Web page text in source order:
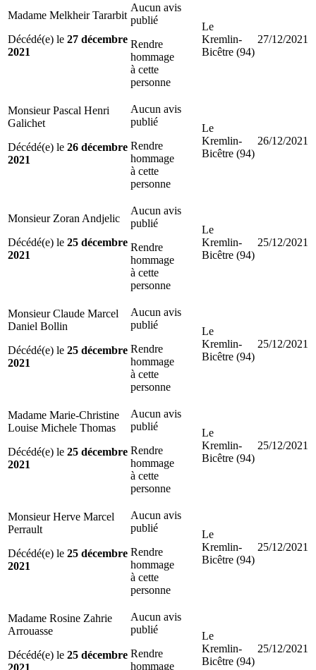
Madame Melkheir Tararbit
Décédé(e) le 27 décembre
2021
Aucun avis
publié
Rendre
hommage
à cette
personne
Le
Kremlin-
Bicêtre (94)
27/12/2021
Monsieur Pascal Henri
Galichet
Décédé(e) le 26 décembre
2021
Aucun avis
publié
Rendre
hommage
à cette
personne
Le
Kremlin-
Bicêtre (94)
26/12/2021
Monsieur Zoran Andjelic
Décédé(e) le 25 décembre
2021
Aucun avis
publié
Rendre
hommage
à cette
personne
Le
Kremlin-
Bicêtre (94)
25/12/2021
Monsieur Claude Marcel
Daniel Bollin
Décédé(e) le 25 décembre
2021
Aucun avis
publié
Rendre
hommage
à cette
personne
Le
Kremlin-
Bicêtre (94)
25/12/2021
Madame Marie-Christine
Louise Michele Thomas
Décédé(e) le 25 décembre
2021
Aucun avis
publié
Rendre
hommage
à cette
personne
Le
Kremlin-
Bicêtre (94)
25/12/2021
Monsieur Herve Marcel
Perrault
Décédé(e) le 25 décembre
2021
Aucun avis
publié
Rendre
hommage
à cette
personne
Le
Kremlin-
Bicêtre (94)
25/12/2021
Madame Rosine Zahrie
Arrouasse
Décédé(e) le 25 décembre
2021
Aucun avis
publié
Rendre
hommage
Le
Kremlin-
Bicêtre (94)
25/12/2021